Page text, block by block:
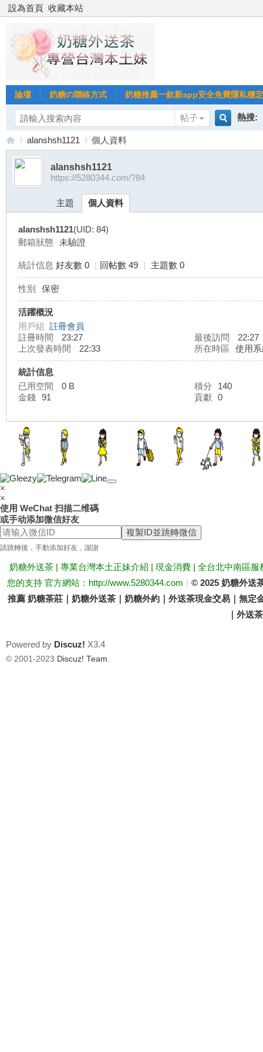
設為首頁 收藏本站
論壇 奶糖の聯絡方式 奶糖推薦一款新app安全免費隱私穩
帖子
熱搜:
台
外
送
茶
›
alanshsh1121 個人資料
alanshsh1121
https://5280344.com/?84
主題 個人資料
alanshsh1121(UID: 84)
郵箱狀態 未驗證
統計信息 好友數 0 | 回帖數 49 | 主題數 0
性別 保密
活躍概況
用戶組 註冊會員
註冊時間
23:27 最後訪問
22:27
上次發表時間
22:33 所在時區 使用
統計信息
已用空間
0 B 積分
140
金錢 91 貢獻 0
×
×
使用 WeChat 扫描二维碼
或手动添加微信好友
複製ID並跳轉微信
請跳轉後，手動添加好友，謝謝
奶糖外送茶 | 專業台灣本土正妹介紹 | 現金消費 | 全台北中南區
您的支持 官方網站：http://www.5280344.com | © 2025 奶糖外送
推薦 奶糖茶莊｜奶糖外送茶｜奶糖外約｜外送茶現金交易｜無
｜外送
Powered by Discuz! X3.4
© 2001-2023 Discuz! Team.